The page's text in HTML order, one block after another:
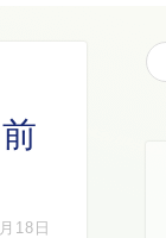
18日